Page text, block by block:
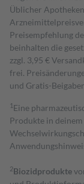
Üblicher
Preisempfehlung
beinhalten die
zzgl. 3,95 €
frei.
und Gratis-
1 Eine
Produkte in
2Biozidprodukte